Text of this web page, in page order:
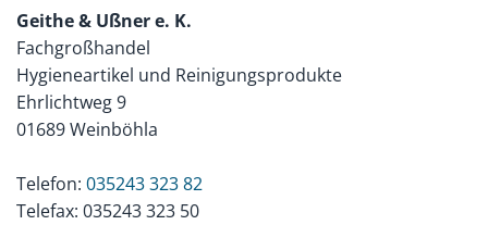
Geithe & Ußner e. K.
Fachgroßhandel
Hygieneartikel und Reinigungsprodukte
Ehrlichtweg 9
01689 Weinböhla
Telefon: 035243 323 82
Telefax: 035243 323 50